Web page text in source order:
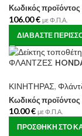
Κωδικός προϊόντος
106.00€ με Φ.Π.Α.
ΔΙΑΒΆΣΤΕ
ΦΛΑΝΤΖΕΣ
ΚΙΝΗΤΗΡΑΣ,
Κωδικός προϊόντος
10.00€ με Φ.Π.Α.
ΠΡΟΣΘΉΚΗ ΣΤΟ